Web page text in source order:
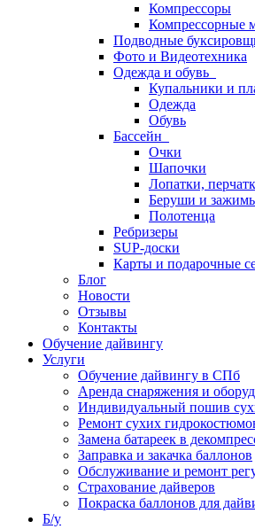
Компрессоры
Компрессорные
Подводные
Фото и Видеотехника
Одежда и обувь
Купальники и
Одежда
Обувь
Бассейн
Очки
Шапочки
Лопатки,
Беруши и
Полотенца
Ребризеры
SUP-доски
Карты и подарочные
Блог
Новости
Отзывы
Контакты
Обучение дайвингу
Услуги
Обучение дайвингу в СПб
Аренда снаряжения и
Индивидуальный пошив
Ремонт сухих
Замена батареек в
Заправка и закачка баллонов
Обслуживание и ремонт
Страхование дайверов
Покраска баллонов для
Б/у